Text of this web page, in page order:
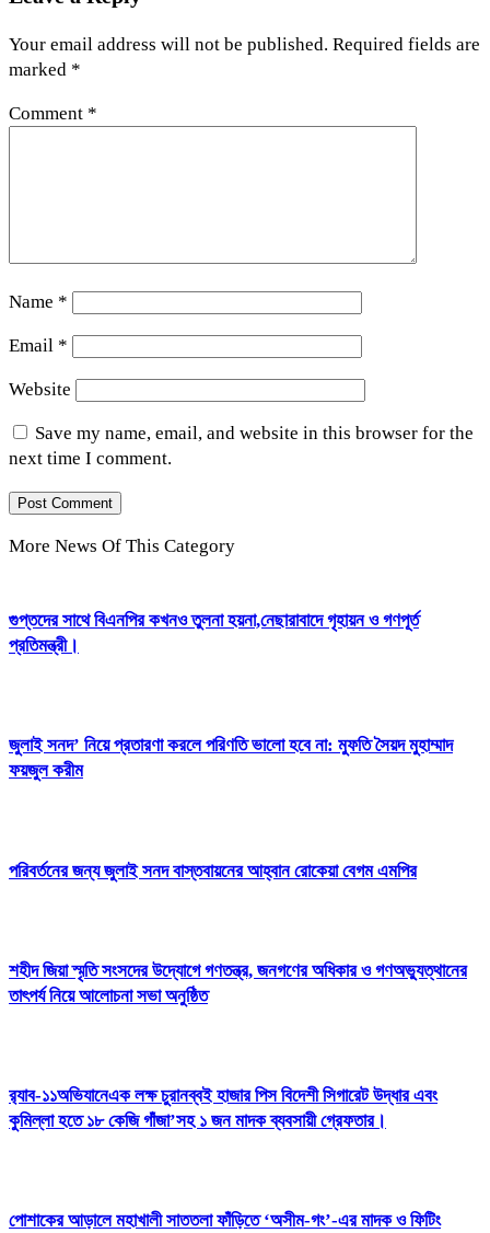
Your email address will not be published. Required fields are
marked *
Comment *
Name *
Email *
Website
Save my name, email, and website in this browser for the
next time I comment.
More News Of This Category
গুপ্তদের সাথে বিএনপির কখনও তুলনা হয়না,নেছারাবাদে গৃহায়ন ও গণপূর্ত
প্রতিমন্ত্রী।
জুলাই সনদ’ নিয়ে প্রতারণা করলে পরিণতি ভালো হবে না: মুফতি সৈয়দ মুহাম্মাদ
ফয়জুল করীম
পরিবর্তনের জন্য জুলাই সনদ বাস্তবায়নের আহ্বান রোকেয়া বেগম এমপির
শহীদ জিয়া স্মৃতি সংসদের উদ্যোগে গণতন্ত্র, জনগণের অধিকার ও গণঅভ্যুত্থানের
তাৎপর্য নিয়ে আলোচনা সভা অনুষ্ঠিত
র‌্যাব-১১অভিযানেএক লক্ষ চুরানব্বই হাজার পিস বিদেশী সিগারেট উদ্ধার এবং
কুমিল্লা হতে ১৮ কেজি গাঁজা’সহ ১ জন মাদক ব্যবসায়ী গ্রেফতার।
পোশাকের আড়ালে মহাখালী সাততলা ফাঁড়িতে ‘অসীম-গং’-এর মাদক ও ফিটিং